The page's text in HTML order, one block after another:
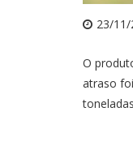
23/11/
O
atraso